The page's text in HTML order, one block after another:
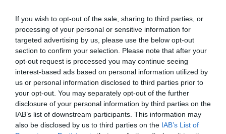
If you wish to opt-out of the sale, sharing to third parties, or
processing of your personal or sensitive information for
targeted advertising by us, please use the below opt-out
section to confirm your selection. Please note that after your
opt-out request is processed you may continue seeing
interest-based ads based on personal information utilized by
us or personal information disclosed to third parties prior to
your opt-out. You may separately opt-out of the further
disclosure of your personal information by third parties on the
IAB’s list of downstream participants. This information may
also be disclosed by us to third parties on the IAB’s List of
Η μάχη του Tik Tok, η ενίσχυση
του δικομματισμού, ανησυχία
για τα δρώμενα στην Τουρκία
- Σε εξέλιξη βρίσκεται η μάχη στην πλατφόρμα του
Tik Tok μεταξύ του Κυριάκου Μητσοτάκη και του
Αλέξη Τσίπρα. Οι δύο αρχηγοί προσπαθούν να
πείσουν τη νεολαία με ευρηματικές ατάκες και